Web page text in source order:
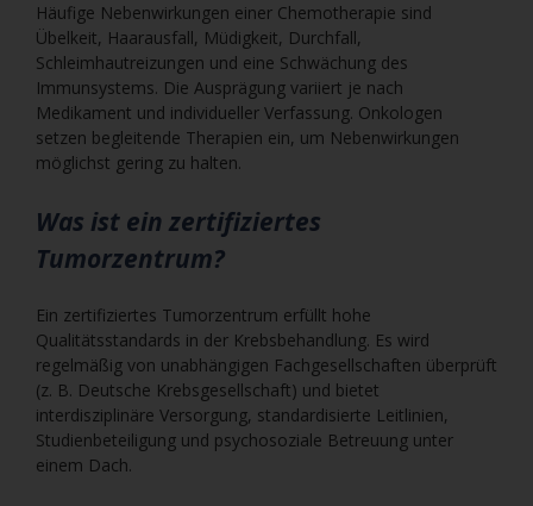
Häufige Nebenwirkungen einer Chemotherapie sind
Übelkeit, Haarausfall, Müdigkeit, Durchfall,
Schleimhautreizungen und eine Schwächung des
Immunsystems. Die Ausprägung variiert je nach
Medikament und individueller Verfassung. Onkologen
setzen begleitende Therapien ein, um Nebenwirkungen
möglichst gering zu halten.
Was ist ein zertifiziertes
Tumorzentrum?
Ein zertifiziertes Tumorzentrum erfüllt hohe
Qualitätsstandards in der Krebsbehandlung. Es wird
regelmäßig von unabhängigen Fachgesellschaften überprüft
(z. B. Deutsche Krebsgesellschaft) und bietet
interdisziplinäre Versorgung, standardisierte Leitlinien,
Studienbeteiligung und psychosoziale Betreuung unter
einem Dach.